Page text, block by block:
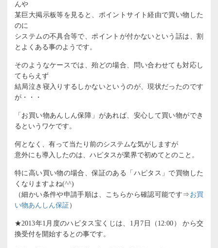
んや
某巨大掲示板等を見ると、ポイントサイト経由で買い物した
のに
システムの不具合等で、ポイントが付かないという話は、割
とよくある事のようです。
そのようなケースでは、殆どの場合、問い合わせても対応し
てもらえず
結局泣き寝入りするしかないというのが、現状だったのです
が・・・
「お買い物あんしん保障」があれば、安心して買い物ができ
るというワケです。
何となく、有って当たり前のシステムな気がしますが
意外にも導入したのは、ハピタスが業界で初めてとのこと。
特に高い買い物の場合、保証のある「ハピタス」で買物した
くなりますよね(^^)
（細かい条件や申請手順は、こちらから確認可能です⇒ お買
い物あんしん保証 ）
★2013年1月度のハピタス宝くじは、1月7日（12:00） から交
換受付を開始するとの事です。